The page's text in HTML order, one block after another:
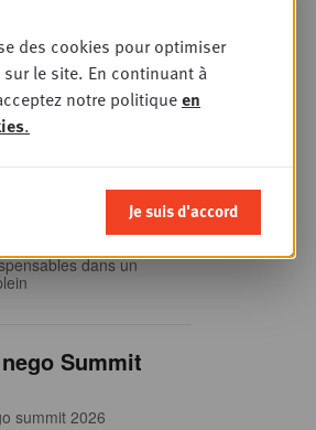
is geen toeval!
- Sold out
cette occasion
en profondeur
stratégies des
alimentaires,
vision claire du profil
dans un
Summit
summit 2026
des cookies pour optimiser
le site. En continuant à
notre politiqueen
.
Je suis d'accord